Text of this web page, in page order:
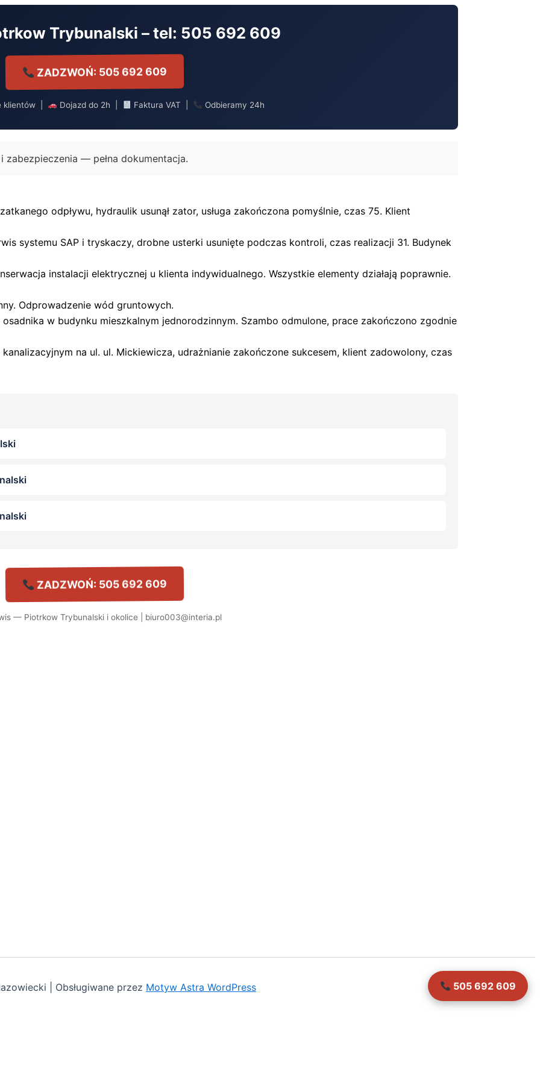
Trybunalski – tel: 505 692 609
ZADZWOŃ: 505 692 609
klientów | Dojazd do 2h | Faktura VAT | Odbieramy 24h
— pełna dokumentacja.
odpływu, hydraulik usunął zator, usługa zakończona pomyślnie, czas 75. Klient
systemu SAP i tryskaczy, drobne usterki usunięte podczas kontroli, czas realizacji 31. Budynek
instalacji elektrycznej u klienta indywidualnego. Wszystkie elementy działają poprawnie.
Odprowadzenie wód gruntowych.
w budynku mieszkalnym jednorodzinnym. Szambo odmulone, prace zakończono zgodnie
na ul. ul. Mickiewicza, udrażnianie zakończone sukcesem, klient zadowolony, czas
ZADZWOŃ: 505 692 609
— Piotrkow Trybunalski i okolice | biuro003@interia.pl
505 692 609
| Obsługiwane przez Motyw Astra WordPress